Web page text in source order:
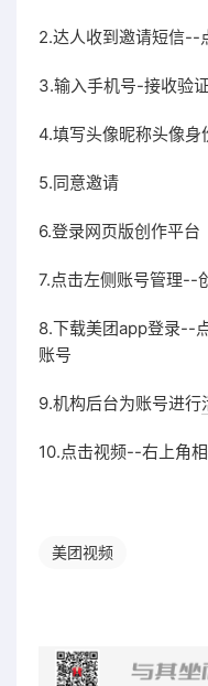
2.达人收到邀请短信--
3.输入手机号-接收验
4.填写头像昵称头像
5.同意邀请
6.登录网页版创作平台
7.点击左侧账号管理--
8.下载美团app登录--
账号
9.机构后台为账号进行
10.点击视频--右上角
美团视频